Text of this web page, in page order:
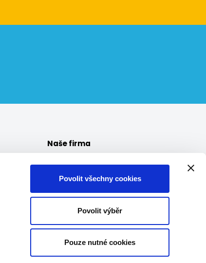
Povolit všechny cookies
Povolit výběr
Pouze nutné cookies
Naše firma
Reference
Aktuality
Kde nás najdete